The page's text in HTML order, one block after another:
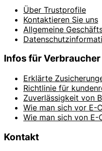
Über Trustprofile
Kontaktieren Sie uns
Allgemeine
Infos für Verbraucher
Erklärte
Richtlinie für
Zuverlässigkeit von
Wie man sich vor E-
Wie man sich von
Kontakt